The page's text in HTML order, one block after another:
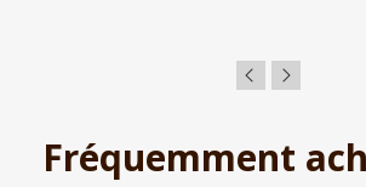
Fréquemment